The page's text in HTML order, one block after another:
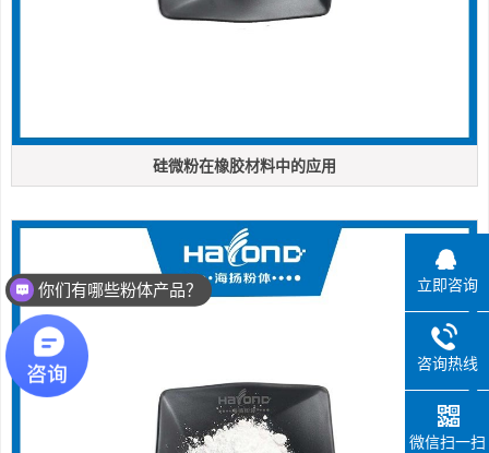
硅微粉在橡胶材料中的应用
立即咨询
咨询热线
微信扫一扫
你们有哪些粉体产品？